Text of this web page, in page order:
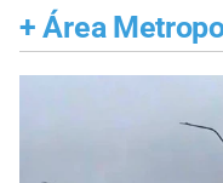
+ Área